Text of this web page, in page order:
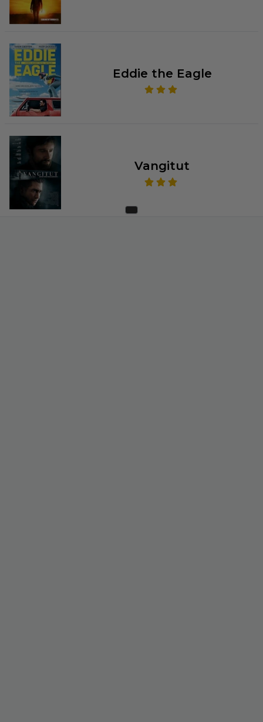
Eddie the Eagle
Vangitut